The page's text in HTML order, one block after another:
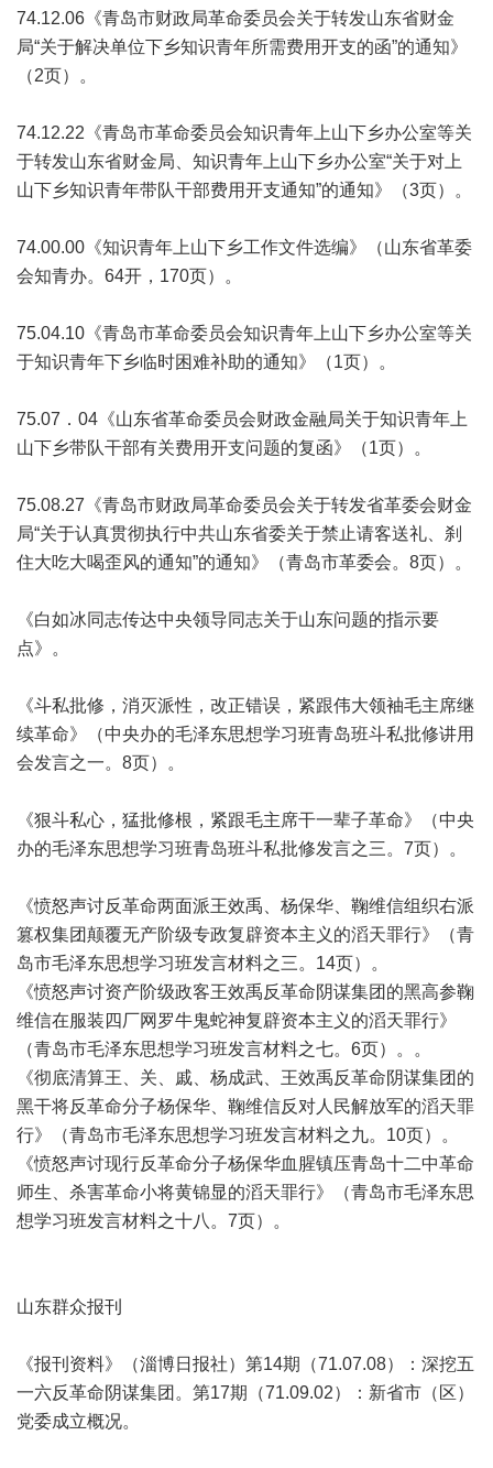
74.12.06《青岛市财政局革命委员会关于转发山东省财金
局“关于解决单位下乡知识青年所需费用开支的函”的通知》
（2页）。
74.12.22《青岛市革命委员会知识青年上山下乡办公室等关
于转发山东省财金局、知识青年上山下乡办公室“关于对上
山下乡知识青年带队干部费用开支通知”的通知》（3页）。
74.00.00《知识青年上山下乡工作文件选编》（山东省革委
会知青办。64开，170页）。
75.04.10《青岛市革命委员会知识青年上山下乡办公室等关
于知识青年下乡临时困难补助的通知》（1页）。
75.07．04《山东省革命委员会财政金融局关于知识青年上
山下乡带队干部有关费用开支问题的复函》（1页）。
75.08.27《青岛市财政局革命委员会关于转发省革委会财金
局“关于认真贯彻执行中共山东省委关于禁止请客送礼、刹
住大吃大喝歪风的通知”的通知》（青岛市革委会。8页）。
《白如冰同志传达中央领导同志关于山东问题的指示要
点》。
《斗私批修，消灭派性，改正错误，紧跟伟大领袖毛主席继
续革命》（中央办的毛泽东思想学习班青岛班斗私批修讲用
会发言之一。8页）。
《狠斗私心，猛批修根，紧跟毛主席干一辈子革命》（中央
办的毛泽东思想学习班青岛班斗私批修发言之三。7页）。
《愤怒声讨反革命两面派王效禹、杨保华、鞠维信组织右派
篡权集团颠覆无产阶级专政复辟资本主义的滔天罪行》（青
岛市毛泽东思想学习班发言材料之三。14页）。
《愤怒声讨资产阶级政客王效禹反革命阴谋集团的黑高参鞠
维信在服装四厂网罗牛鬼蛇神复辟资本主义的滔天罪行》
（青岛市毛泽东思想学习班发言材料之七。6页）。。
《彻底清算王、关、戚、杨成武、王效禹反革命阴谋集团的
黑干将反革命分子杨保华、鞠维信反对人民解放军的滔天罪
行》（青岛市毛泽东思想学习班发言材料之九。10页）。
《愤怒声讨现行反革命分子杨保华血腥镇压青岛十二中革命
师生、杀害革命小将黄锦显的滔天罪行》（青岛市毛泽东思
想学习班发言材料之十八。7页）。
山东群众报刊
《报刊资料》（淄博日报社）第14期（71.07.08）：深挖五
一六反革命阴谋集团。第17期（71.09.02）：新省市（区）
党委成立概况。